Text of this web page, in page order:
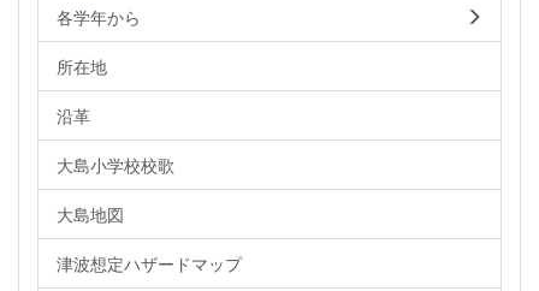
各学年から
所在地
沿革
大島小学校校歌
大島地図
津波想定ハザードマップ